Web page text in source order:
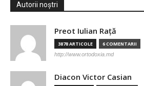
Autorii noștri
Preot Iulian Raţă
3878 ARTICOLE 6 COMENTARII
http://www.ortodoxia.md
Diacon Victor Casian